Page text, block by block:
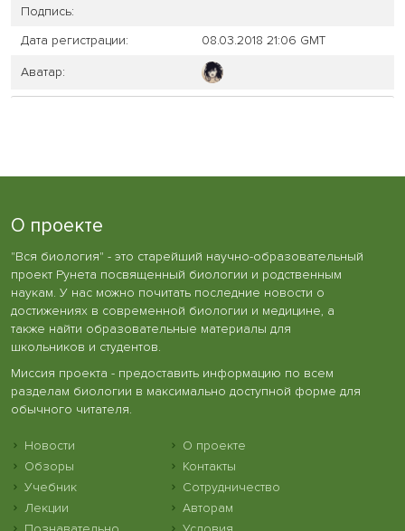
Подпись:
Дата регистрации:
08.03.2018 21:06 GMT
Аватар:
О проекте
"Вся биология" - это старейший научно-образовательный
проект Рунета посвященный биологии и родственным
наукам. У нас можно почитать последние новости о
достижениях в современной биологии и медицине, а
также найти образовательные материалы для
школьников и студентов.
Миссия проекта - предоставить информацию по всем
разделам биологии в максимально доступной форме для
обычного читателя.
Новости
Обзоры
Учебник
Лекции
О проекте
Контакты
Сотрудничество
Авторам